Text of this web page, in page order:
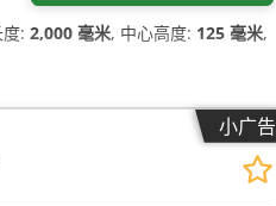
: 2,000 毫米, 中心高度: 125 毫米,
小广告